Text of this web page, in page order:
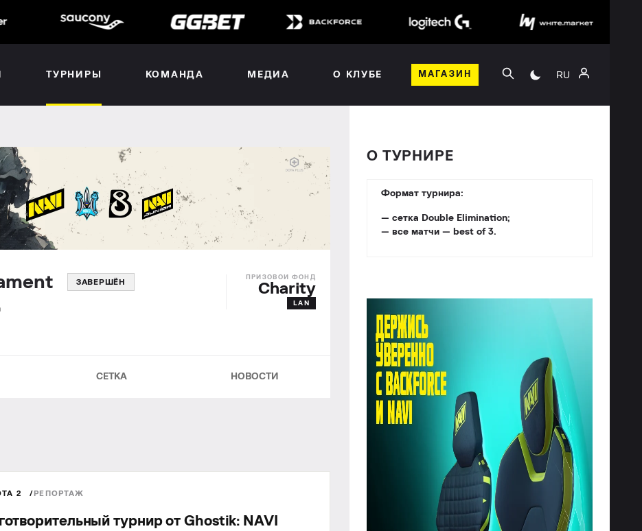
ТУРНИРЫ КОМАНДА МЕДИА О КЛУБЕ МАГАЗИН RU
ЗАВЕРШЁН Charity
LAN
СЕТКА НОВОСТИ
2 РЕПОРТАЖ
турнир от Ghostik: NAVI
О ТУРНИРЕ
Формат турнира:
— сетка Double Elimination;
— все матчи — best of 3.